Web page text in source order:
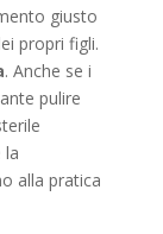
giusto
propri figli.
. Anche se i
pulire
la
alla pratica